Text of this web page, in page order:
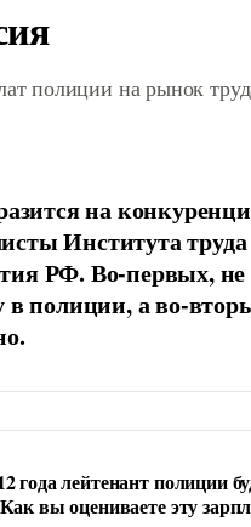
полиции на рынок
на
Института труда
РФ. Во-первых,
полиции, а во-
года лейтенант полиции
вы оцениваете эту